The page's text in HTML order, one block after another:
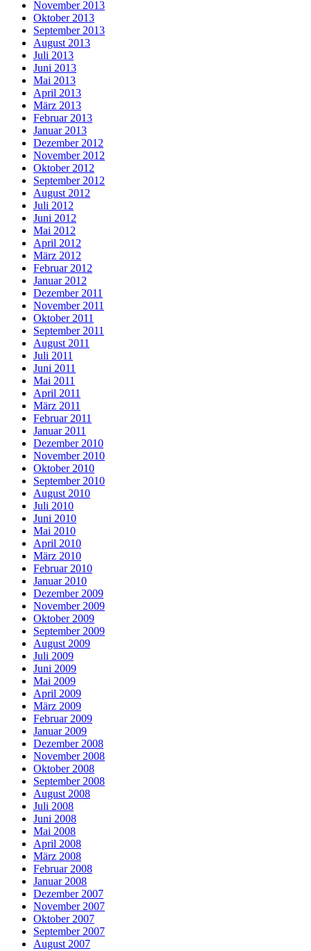
November 2013
Oktober 2013
September 2013
August 2013
Juli 2013
Juni 2013
Mai 2013
April 2013
März 2013
Februar 2013
Januar 2013
Dezember 2012
November 2012
Oktober 2012
September 2012
August 2012
Juli 2012
Juni 2012
Mai 2012
April 2012
März 2012
Februar 2012
Januar 2012
Dezember 2011
November 2011
Oktober 2011
September 2011
August 2011
Juli 2011
Juni 2011
Mai 2011
April 2011
März 2011
Februar 2011
Januar 2011
Dezember 2010
November 2010
Oktober 2010
September 2010
August 2010
Juli 2010
Juni 2010
Mai 2010
April 2010
März 2010
Februar 2010
Januar 2010
Dezember 2009
November 2009
Oktober 2009
September 2009
August 2009
Juli 2009
Juni 2009
Mai 2009
April 2009
März 2009
Februar 2009
Januar 2009
Dezember 2008
November 2008
Oktober 2008
September 2008
August 2008
Juli 2008
Juni 2008
Mai 2008
April 2008
März 2008
Februar 2008
Januar 2008
Dezember 2007
November 2007
Oktober 2007
September 2007
August 2007